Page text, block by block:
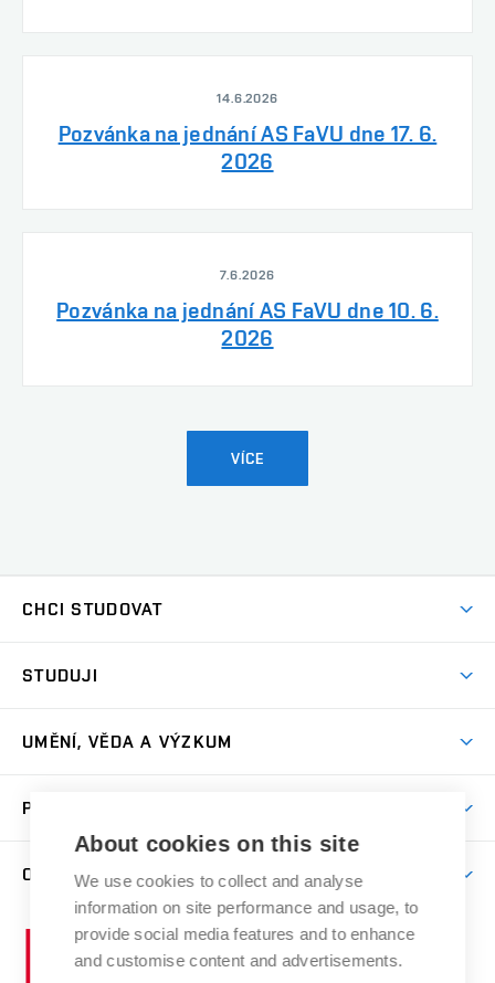
14.6.2026
Pozvánka na jednání AS FaVU dne 17. 6.
2026
7.6.2026
Pozvánka na jednání AS FaVU dne 10. 6.
2026
VÍCE
CHCI STUDOVAT
Přijímačky
Dny otevřených dveří
Přípravné kurzy
Studium bez bariér
Katedra teorií a dějin umění
Kabinety a dílny
Kontakt
STUDUJI
Časový plán studia
Studijní předpisy a formuláře
Studium a stáže v zahraničí
Rezidenční pobyty
Odborná praxe
UMĚNÍ, VĚDA A VÝZKUM
Publikační činnost
Projekty
Výstavy
PRO VEŘEJNOST
Letní školy a semestrální kurzy
Nakladatelská a vydavatelská činnost
Research Catalogue
O FAKULTĚ
Informační tabule
Vysoké
učení
About cookies on this site
We use cookies to collect and analyse
information on site performance and usage, to
provide social media features and to enhance
and customise content and advertisements.